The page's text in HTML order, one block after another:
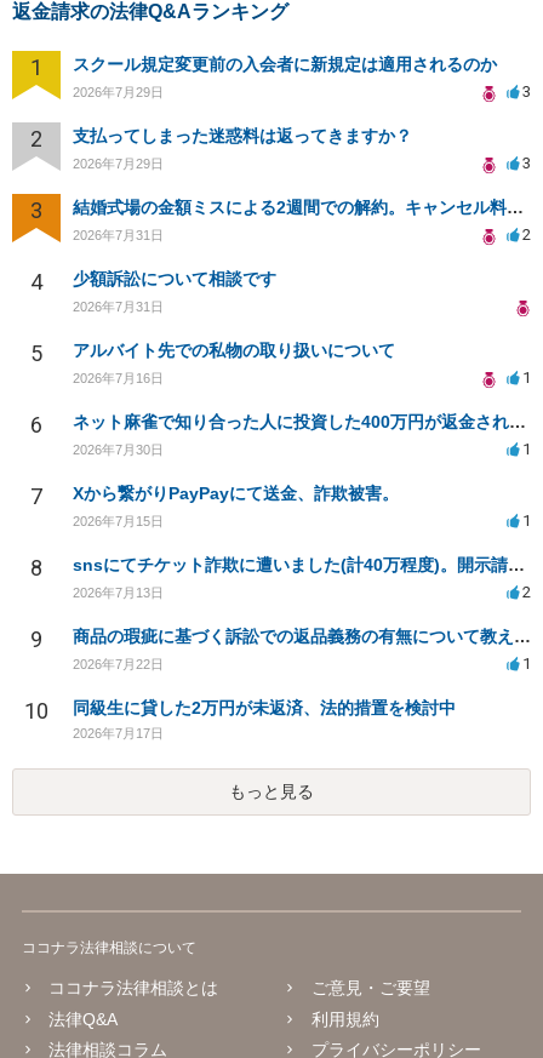
返金請求の法律Q&Aランキング
1 スクール規定変更前の入会者に新規定は適用されるのか
2026年7月29日 3
2 支払ってしまった迷惑料は返ってきますか？
2026年7月29日 3
3 結婚式場の金額ミスによる2週間での解約。キャンセル料10万円の免除は可能か。
2026年7月31日 2
4 少額訴訟について相談です
2026年7月31日
5 アルバイト先での私物の取り扱いについて
2026年7月16日 1
6 ネット麻雀で知り合った人に投資した400万円が返金されない
2026年7月30日 1
7 Xから繋がりPayPayにて送金、詐欺被害。
2026年7月15日 1
8 snsにてチケット詐欺に遭いました(計40万程度)。開示請求や今後の対応について質問したいです。
2026年7月13日 2
9 商品の瑕疵に基づく訴訟での返品義務の有無について教えてください
2026年7月22日 1
10 同級生に貸した2万円が未返済、法的措置を検討中
2026年7月17日
もっと見る
ココナラ法律相談について
ココナラ法律相談とは
法律Q&A
法律相談コラム
ご意見・ご要望
利用規約
プライバシーポリシー